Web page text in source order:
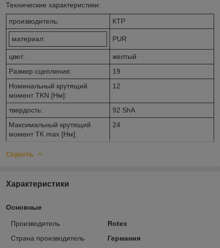
Технические характеристики:
производитель: КТР
материал: PUR
цвет:
желтый
Размер сцепления:
19
Номинальный крутящий
момент TKN [Нм]:
12
твердость:
92 ShА
Максимальный крутящий
момент TK max [Нм]:
24
Скрыть
Характеристики
Основные
Производитель
Rotex
Страна производитель
Германия